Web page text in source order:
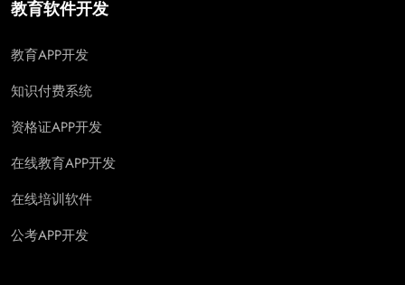
教育软件开发
教育APP开发
知识付费系统
资格证APP开发
在线教育APP开发
在线培训软件
公考APP开发